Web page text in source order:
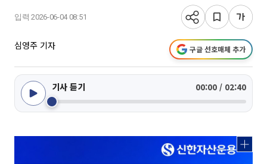
입력 2026-06-04 08:51
심영주 기자 구글 선호매체 추가
기사 듣기 00:00 / 02:40